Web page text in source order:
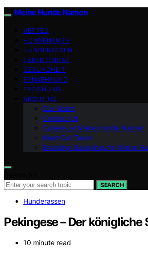
Meine Hunde Namen
VETTED
HUNDENAMEN
HUNDERASSEN
EXPERTENRAT
GESUNDHEIT
ERNAEHRUNG
ERZIEHUNG
ABOUT US
Our Vision
Contact Us
Careers at Meine Hunde Namen
Meet Our Team
Branding Guidelines for Meine
SEARCH
Hunderassen
Pekingese – Der
10 minute read